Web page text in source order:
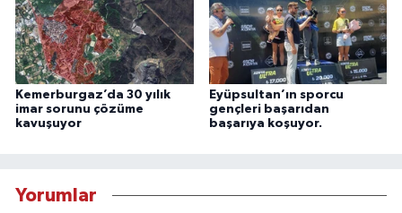
Kemerburgaz’da 30 yılık
imar sorunu çözüme
kavuşuyor
Eyüpsultan’ın sporcu
gençleri başarıdan
başarıya koşuyor.
Yorumlar